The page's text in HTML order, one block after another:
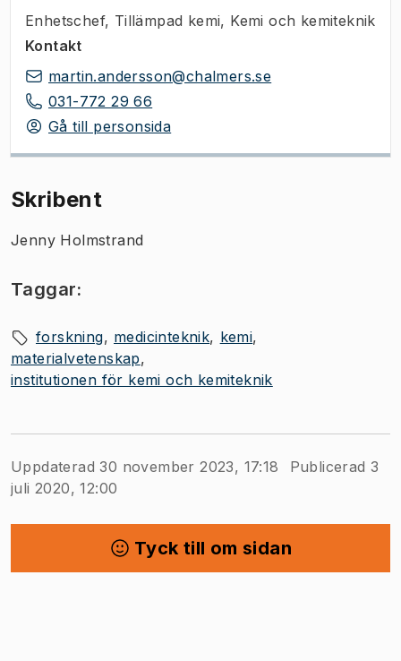
Enhetschef, Tillämpad kemi, Kemi och kemiteknik
Kontakt
martin.andersson@chalmers.se
031-772 29 66
Gå till personsida
Skribent
Jenny Holmstrand
Taggar:
forskning medicinteknik
kemi
materialvetenskap
institutionen för kemi och kemiteknik
Uppdaterad 30 november 2023, 17:18
Publicerad 3
juli 2020, 12:00
Tyck till om sidan